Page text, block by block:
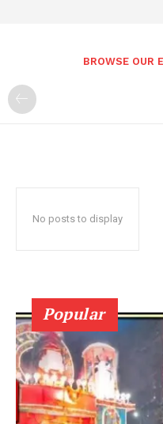
BROWSE OUR
No posts to display
Popular